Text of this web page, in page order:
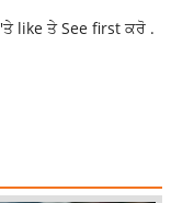
'ਤੇ like ਤੇ See first ਕਰੋ .